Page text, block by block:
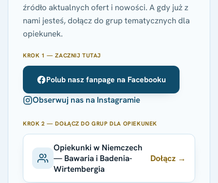
źródło aktualnych ofert i nowości. A gdy już z
nami jesteś, dołącz do grup tematycznych dla
opiekunek.
KROK 1 — ZACZNIJ TUTAJ
Polub nasz fanpage na Facebooku
Obserwuj nas na Instagramie
KROK 2 — DOŁĄCZ DO GRUP DLA OPIEKUNEK
Opiekunki w Niemczech
— Bawaria i Badenia-
Wirtembergia
Dołącz →